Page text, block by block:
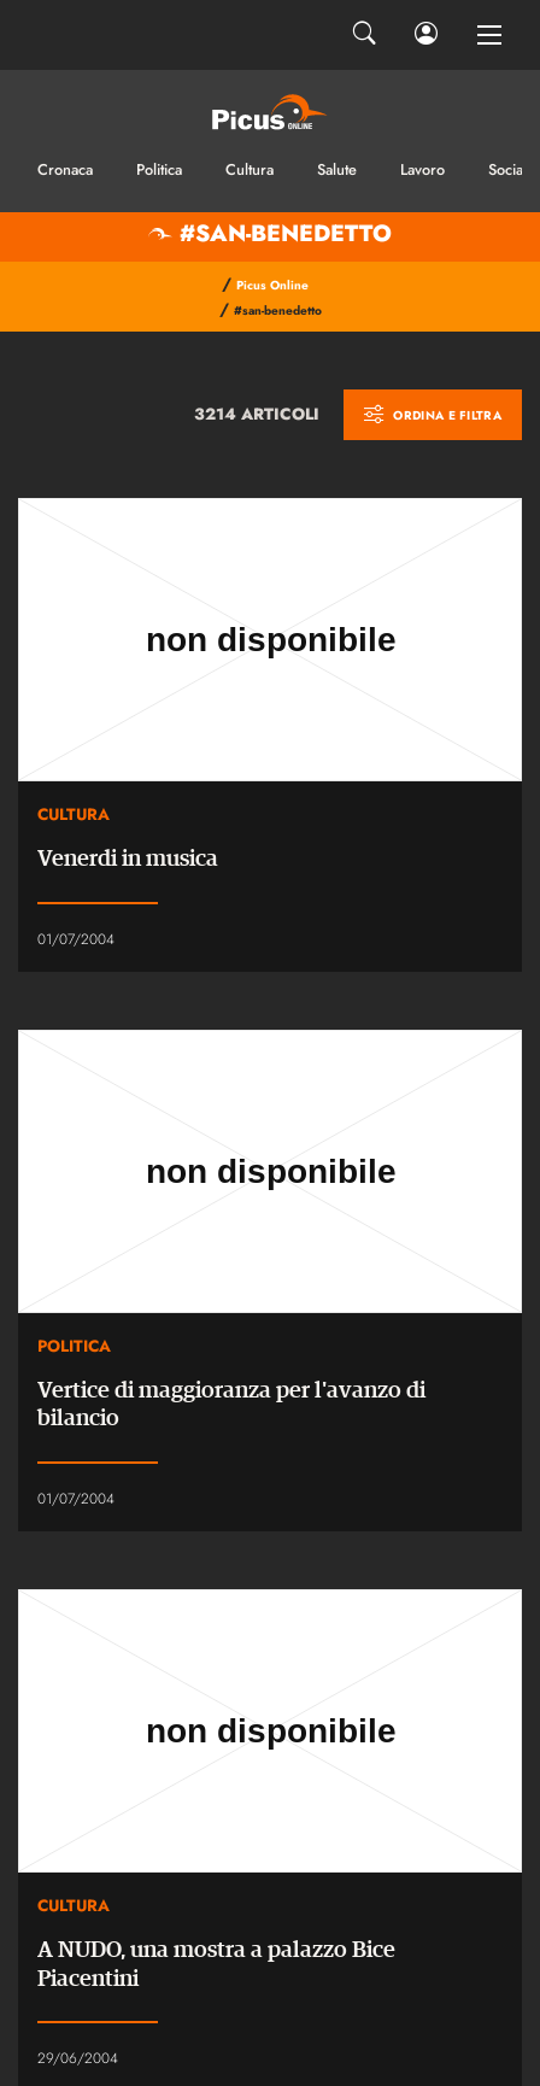
Cronaca Politica Cultura Salute Lavoro Sociale
#SAN-BENEDETTO
/ Picus Online
/ #san-benedetto
3214 ARTICOLI ORDINA E FILTRA
CULTURA
Venerdi in musica
01/07/2004
POLITICA
Vertice di maggioranza per l'avanzo di
bilancio
01/07/2004
CULTURA
A NUDO, una mostra a palazzo Bice
Piacentini
29/06/2004